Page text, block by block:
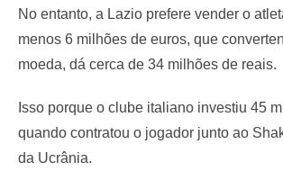
No entanto, a Lazio prefere vender o
menos 6 milhões de euros, que
moeda, dá cerca de 34 milhões de reais.
Isso porque o clube italiano investiu 45
quando contratou o jogador junto ao
da Ucrânia.